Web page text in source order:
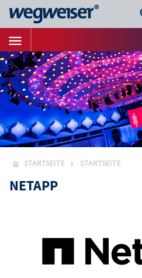
STARTSEITE STARTSEITE
NETAPP